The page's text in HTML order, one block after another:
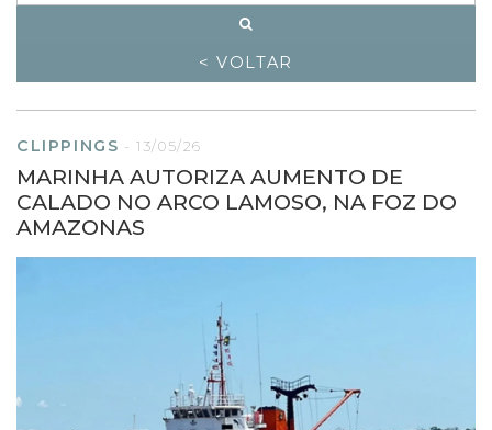
< VOLTAR
CLIPPINGS -13/05/26
MARINHA AUTORIZA AUMENTO DE
CALADO NO ARCO LAMOSO, NA FOZ DO
AMAZONAS